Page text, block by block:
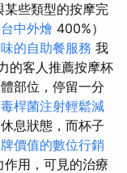
某些類型的按摩完
台中外燴 400%）
的自助餐服務 我
的客人推薦按摩杯
部位，停留一分
桿菌注射輕鬆減
息狀態，而杯子
價值的數位行銷
作用，可見的治療